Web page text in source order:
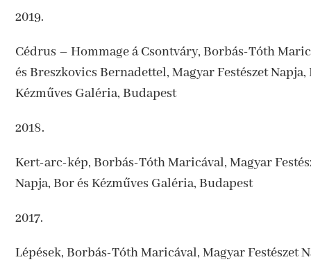
2019.
Cédrus – Hommage á Csontváry, Borbás-Tóth
ésBreszkovics Bernadettel, Magyar Festészet Napja,
Kézműves Galéria, Budapest
2018.
Kert-arc-kép, Borbás-Tóth Maricával,Magyar
Napja, Bor és Kézműves Galéria, Budapest
2017.
Lépések, Borbás-Tóth Maricával, Magyar Festészet